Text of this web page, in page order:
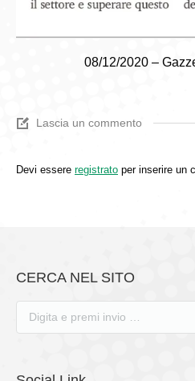
08/12/2020 –
Lascia un commento
Devi essere registrato per inserire un
CERCA NEL SITO